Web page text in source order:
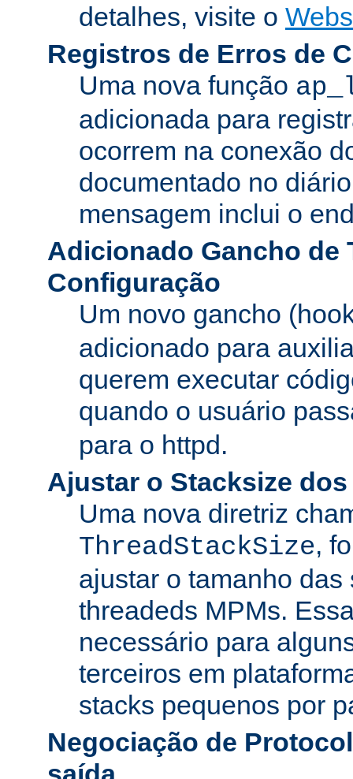
detalhes, visite o
Registros de Erros de
Uma nova função
adicionada para
ocorrem na conexão
documentado no
mensagem inclui o
Adicionado Gancho de
Configuração
Um novo gancho
adicionado para
querem executar
quando o usuário
para o httpd.
Ajustar o Stacksize
Uma nova diretriz
ThreadStackSize,
ajustar o tamanho
threadeds MPMs.
necessário para
terceiros em
stacks pequenos por
Negociação de